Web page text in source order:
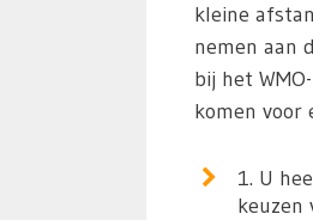
kleine
nemen aan
bij het
komen voor
1. U
keuzen